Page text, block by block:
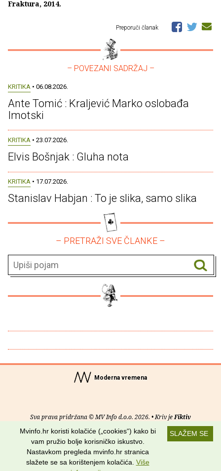
Fraktura, 2014.
Preporuči članak
– POVEZANI SADRŽAJ –
KRITIKA • 06.08.2026.
Ante Tomić : Kraljević Marko oslobađa
Imotski
KRITIKA • 23.07.2026.
Elvis Bošnjak : Gluha nota
KRITIKA • 17.07.2026.
Stanislav Habjan : To je slika, samo slika
– PRETRAŽI SVE ČLANKE –
Moderna vremena
Sva prava pridržana © MV Info d.o.o. 2026. • Kriv jeFiktiv
O nama• Pomoć• Uvjeti korištenja•RSS kanali
Potraži nas na:
SLAŽEM SE
Mvinfo.hr koristi kolačiće („cookies“) kako bi
vam pružio bolje korisničko iskustvo.
Nastavkom pregleda mvinfo.hr stranica
slažete se sa korištenjem kolačića. Više